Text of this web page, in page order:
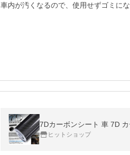
車内が汚くなるので、使用せずゴミにな
7Dカーボンシート 車 7D
ヒットショップ